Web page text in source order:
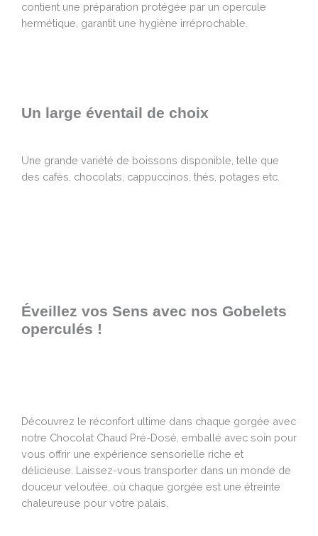
contient une préparation protégée par un opercule
hermétique, garantit une hygiène irréprochable.
Un large éventail de choix
Une grande variété de boissons disponible, telle que
des cafés, chocolats, cappuccinos, thés, potages etc.
Éveillez vos Sens avec nos Gobelets
operculés !
Découvrez le réconfort ultime dans chaque gorgée avec
notre Chocolat Chaud Pré-Dosé, emballé avec soin pour
vous offrir une expérience sensorielle riche et
délicieuse. Laissez-vous transporter dans un monde de
douceur veloutée, où chaque gorgée est une étreinte
chaleureuse pour votre palais.